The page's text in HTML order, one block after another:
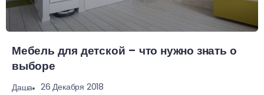
Мебель для детской – что нужно знать о
выборе
Даша 26 Декабря 2018